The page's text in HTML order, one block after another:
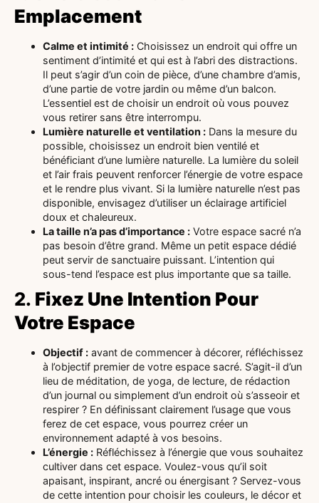
Emplacement
Calme et intimité : Choisissez un endroit qui offre un
sentiment d’intimité et qui est à l’abri des distractions.
Il peut s’agir d’un coin de pièce, d’une chambre d’amis,
d’une partie de votre jardin ou même d’un balcon.
L’essentiel est de choisir un endroit où vous pouvez
vous retirer sans être interrompu.
Lumière naturelle et ventilation : Dans la mesure du
possible, choisissez un endroit bien ventilé et
bénéficiant d’une lumière naturelle. La lumière du soleil
et l’air frais peuvent renforcer l’énergie de votre espace
et le rendre plus vivant. Si la lumière naturelle n’est pas
disponible, envisagez d’utiliser un éclairage artificiel
doux et chaleureux.
La taille n’a pas d’importance : Votre espace sacré n’a
pas besoin d’être grand. Même un petit espace dédié
peut servir de sanctuaire puissant. L’intention qui
sous-tend l’espace est plus importante que sa taille.
2. Fixez Une Intention Pour
Votre Espace
Objectif : avant de commencer à décorer, réfléchissez
à l’objectif premier de votre espace sacré. S’agit-il d’un
lieu de méditation, de yoga, de lecture, de rédaction
d’un journal ou simplement d’un endroit où s’asseoir et
respirer ? En définissant clairement l’usage que vous
ferez de cet espace, vous pourrez créer un
environnement adapté à vos besoins.
L’énergie : Réfléchissez à l’énergie que vous souhaitez
cultiver dans cet espace. Voulez-vous qu’il soit
apaisant, inspirant, ancré ou énergisant ? Servez-vous
de cette intention pour choisir les couleurs, le décor et